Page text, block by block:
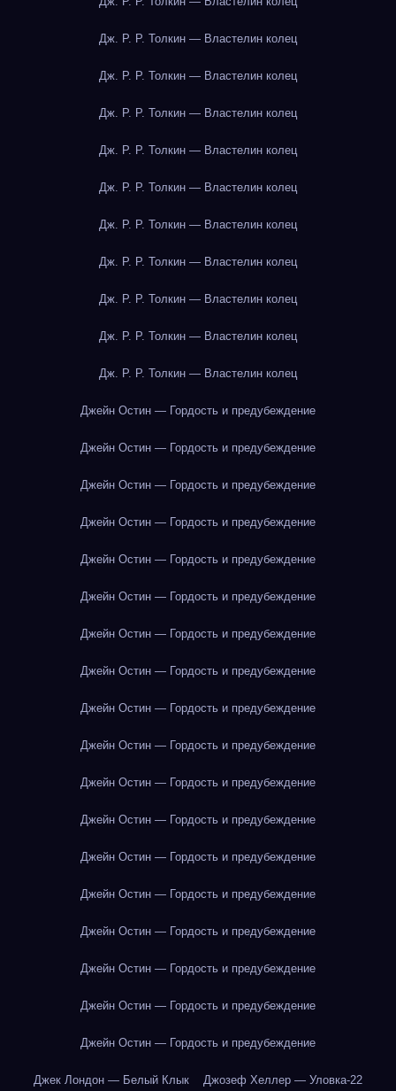
Дж. Р. Р. Толкин — Властелин колец
Дж. Р. Р. Толкин — Властелин колец
Дж. Р. Р. Толкин — Властелин колец
Дж. Р. Р. Толкин — Властелин колец
Дж. Р. Р. Толкин — Властелин колец
Дж. Р. Р. Толкин — Властелин колец
Дж. Р. Р. Толкин — Властелин колец
Дж. Р. Р. Толкин — Властелин колец
Дж. Р. Р. Толкин — Властелин колец
Дж. Р. Р. Толкин — Властелин колец
Джейн Остин — Гордость и предубеждение
Джейн Остин — Гордость и предубеждение
Джейн Остин — Гордость и предубеждение
Джейн Остин — Гордость и предубеждение
Джейн Остин — Гордость и предубеждение
Джейн Остин — Гордость и предубеждение
Джейн Остин — Гордость и предубеждение
Джейн Остин — Гордость и предубеждение
Джейн Остин — Гордость и предубеждение
Джейн Остин — Гордость и предубеждение
Джейн Остин — Гордость и предубеждение
Джейн Остин — Гордость и предубеждение
Джейн Остин — Гордость и предубеждение
Джейн Остин — Гордость и предубеждение
Джейн Остин — Гордость и предубеждение
Джейн Остин — Гордость и предубеждение
Джейн Остин — Гордость и предубеждение
Джейн Остин — Гордость и предубеждение
Джек Лондон — Белый Клык Джозеф Хеллер — Уловка-22